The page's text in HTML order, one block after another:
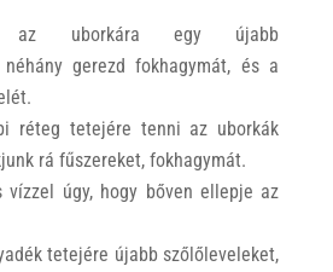
az uborkára egy újabb
gerezd fokhagymát, és a
réteg tetejére tenni az uborkák
rá fűszereket, fokhagymát.
vízzel úgy, hogy bőven ellepje az
tetejére újabb szőlőleveleket,